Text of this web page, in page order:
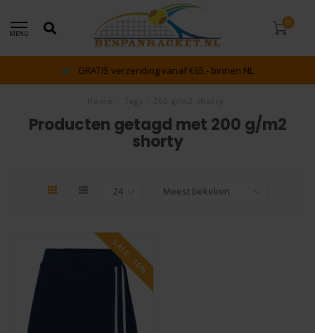
MENU
0
GRATIS verzending vanaf €65,- binnen NL
Producten getagd met 200 g/m2
shorty
SALE -10%